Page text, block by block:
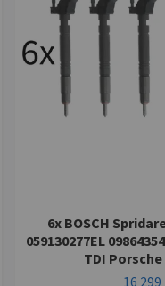
6x BOSCH
059130277EL
TDI Porsche
16